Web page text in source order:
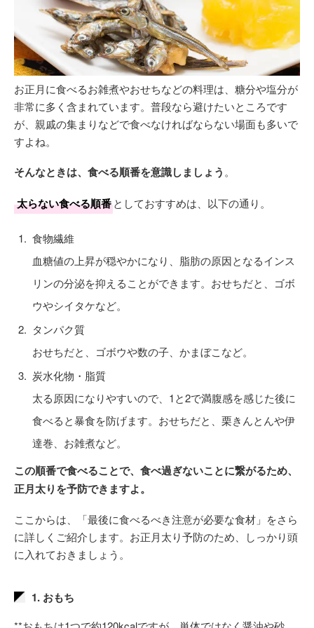
お正月に食べるお雑煮やおせちなどの料理は、糖分や塩分が
非常に多く含まれています。普段なら避けたいところです
が、親戚の集まりなどで食べなければならない場面も多いで
すよね。
そんなときは、食べる順番を意識しましょう 。
太らない食べる順番としておすすめは、以下の通り。
食物繊維
血糖値の上昇が穏やかになり、脂肪の原因となるインス
リンの分泌を抑えることができます。おせちだと、ゴボ
ウやシイタケなど。
タンパク質
おせちだと、ゴボウや数の子、かまぼこなど。
炭水化物・脂質
太る原因になりやすいので、1と2で満腹感を感じた後に
食べると暴食を防げます。おせちだと、栗きんとんや伊
達巻、お雑煮など。
この順番で食べることで、食べ過ぎないことに繋がるため、
正月太りを予防できますよ。
ここからは、「最後に食べるべき注意が必要な食材」をさら
に詳しくご紹介します。お正月太り予防のため、しっかり頭
に入れておきましょう。
1. おもち